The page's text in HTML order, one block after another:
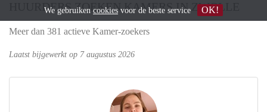
HUURDERS ZOEKEN KAMERS IN ZWOLLE
Meer dan 381 actieve Kamer-zoekers
Laatst bijgewerkt op 7 augustus 2026
We gebruiken cookies voor de beste service OK!